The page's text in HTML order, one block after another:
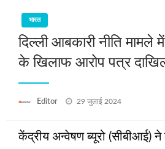
भारत
दिल्ली आबकारी नीति
के खिलाफ आरोप पत्र
Editor
Posted
29 जुलाई 2024
केंद्रीय अन्वेषण ब्यूरो (सीबीआई)